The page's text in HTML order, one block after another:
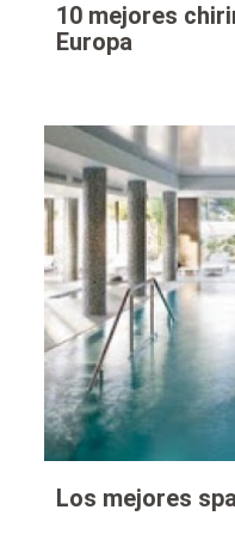
10 mejores
Europa
Los mejores